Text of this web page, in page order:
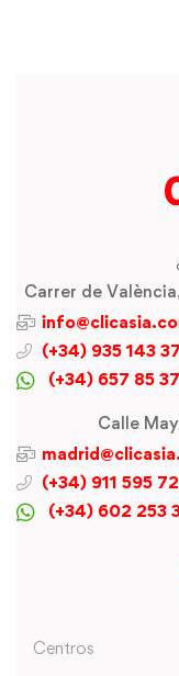
Carrer de
(+34) 935 143
(+34) 657 85
Calle
(+34) 911 595
(+34) 602 253
Centros